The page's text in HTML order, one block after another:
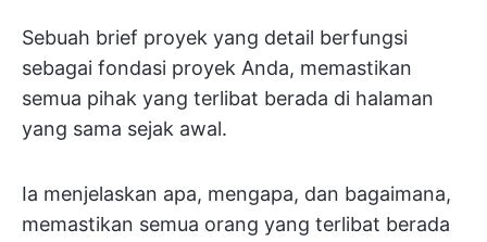
Sebuah brief proyek yang detail berfungsi
sebagai fondasi proyek Anda, memastikan
semua pihak yang terlibat berada di halaman
yang sama sejak awal.
Ia menjelaskan apa, mengapa, dan bagaimana,
memastikan semua orang yang terlibat berada